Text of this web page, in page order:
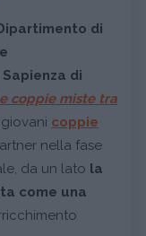
di
di
coppie miste tra
coppie
nella fase
da un lato la
come una